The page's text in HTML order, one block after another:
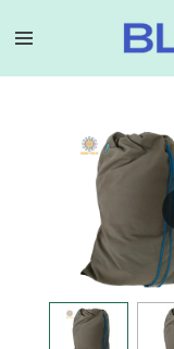
direct